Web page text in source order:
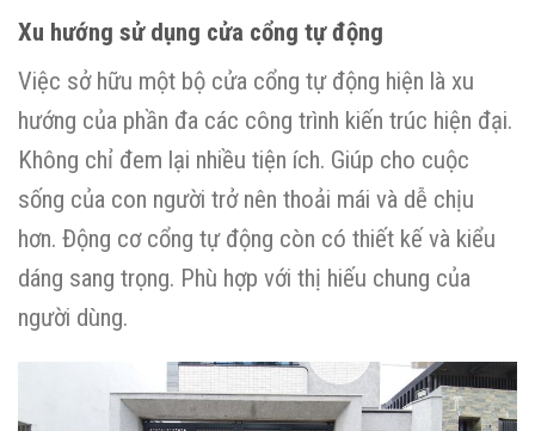
Xu hướng sử dụng cửa cổng tự động
Việc sở hữu một bộ cửa cổng tự động hiện là xu
hướng của phần đa các công trình kiến trúc hiện đại.
Không chỉ đem lại nhiều tiện ích. Giúp cho cuộc
sống của con người trở nên thoải mái và dễ chịu
hơn. Động cơ cổng tự động còn có thiết kế và kiểu
dáng sang trọng. Phù hợp với thị hiếu chung của
người dùng.